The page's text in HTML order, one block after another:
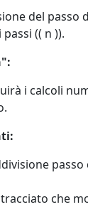
del passo
(( n )).
i calcoli
che